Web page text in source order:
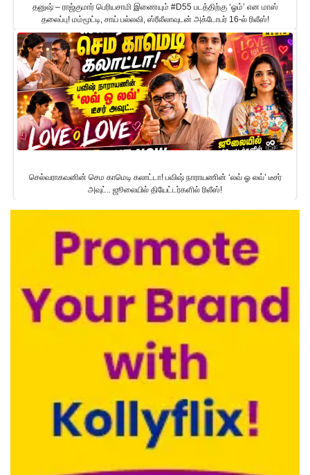
தனுஷ் – ராஜ்குமார் பெரியசாமி இணையும் #D55 படத்திற்கு ‘ஓம்’ என மாஸ்
தலைப்பு! மம்மூட்டி, சாய் பல்லவி, ஸ்ரீலீலாவுடன் அக்டோபர் 16-ல் ரிலீஸ்!
செல்வராகவனின் செம காமெடி கலாட்டா! பவிஷ் நாராயணின் ‘லவ் ஓ லவ்’ டீசர்
அவுட்.. ஜூலையில் தியேட்டர்களில் ரிலீஸ்!